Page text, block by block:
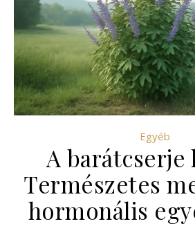
Egyéb
A barátcserje
Természetes
hormonális